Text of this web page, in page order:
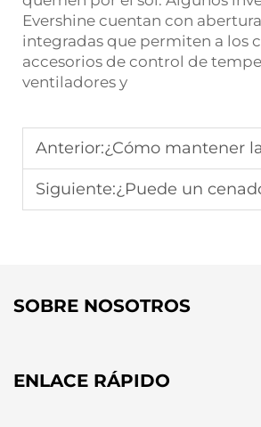
Evershine cuentan con
integradas que permiten a los
accesorios de control de
ventiladores y
Anterior:¿Cómo mantener la temperatura y humedad óptimas
Siguiente:¿Puede un cenador de 3x3 m alojar un juego de
SOBRE NOSOTROS
ENLACE RÁPIDO